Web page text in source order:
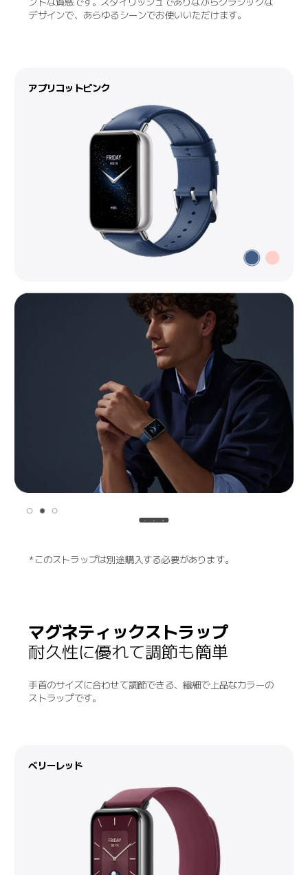
ントな質感です。スタイリッシュでありながらクラシックな
デザインで、あらゆるシーンでお使いいただけます。
*このストラップは別途購入する必要があります。
マグネティックストラップ
耐久性に優れて調節も簡単
手首のサイズに合わせて調節できる、繊細で上品なカラーの
ストラップです。
カーキブラウン